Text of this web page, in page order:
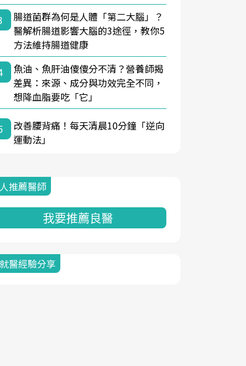
腸道菌群為何是人體「第二大腦」？
醫解析腸道影響大腦的3途徑，教你5
方法維持腸道健康
魚油、魚肝油傻傻分不清？營養師揭
差異：來源、成分與功效完全不同，
想降血脂要吃「它」
改善腰背痛！每天清晨10分鐘「逆向
運動法」
推薦醫師
我要推薦良醫
醫經驗分享